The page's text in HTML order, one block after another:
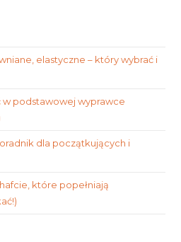
elastyczne – który wybrać i
podstawowej wyprawce
dla początkujących i
które popełniają